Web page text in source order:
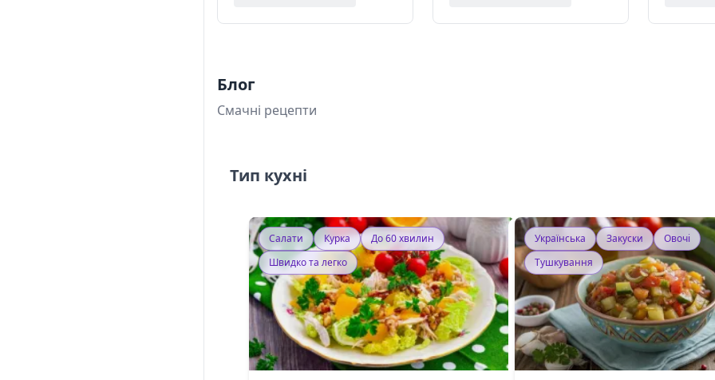
Блог
Смачні рецепти
Тип кухні
Салати Курка
До 60 хвилин
Швидко та легко
Українська Закуски
Овочі
Тушкування